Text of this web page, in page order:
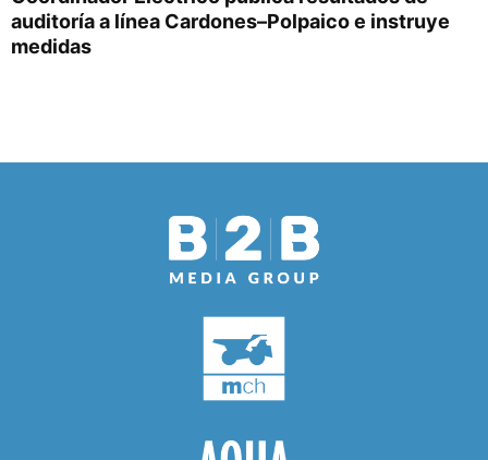
auditoría a línea Cardones–Polpaico e instruye
medidas